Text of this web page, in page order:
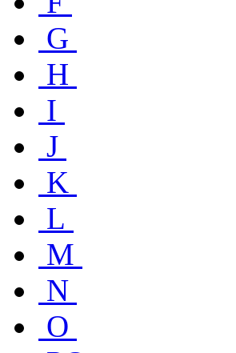
G
H
I
J
K
L
M
N
O